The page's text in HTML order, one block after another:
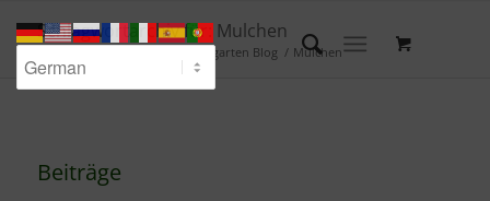
Schlagwortarchiv für: Mulchen
Waldgarten Blog / Mulchen
Beiträge